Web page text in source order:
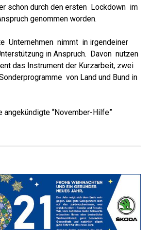
schon durch den ers­ten Lock­down im
genom­men worden.
Unter­neh­men nimmt in irgend­ei­ner
in Anspruch. Davon nut­zen
das Instru­ment der Kurz­ar­beit, zwei
von Land und Bund in
ange­kün­dig­te “Novem­ber-Hil­fe”